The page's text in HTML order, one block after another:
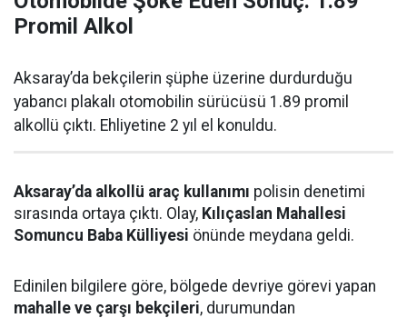
Promil Alkol
Aksaray’da bekçilerin şüphe üzerine durdurduğu
yabancı plakalı otomobilin sürücüsü 1.89 promil
alkollü çıktı. Ehliyetine 2 yıl el konuldu.
Aksaray’da alkollü araç kullanımı polisin denetimi
sırasında ortaya çıktı. Olay, Kılıçaslan Mahallesi
Somuncu Baba Külliyesi önünde meydana geldi.
Edinilen bilgilere göre, bölgede devriye görevi yapan
mahalle ve çarşı bekçileri, durumundan